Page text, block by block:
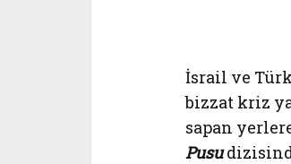
İsrail ve
bizzat kriz
sapan
Pusu